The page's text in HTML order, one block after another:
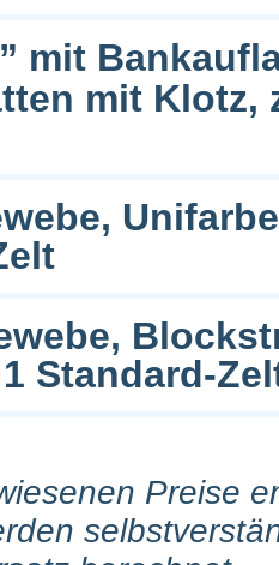
mit
mit Klotz,
Standard-
Preise